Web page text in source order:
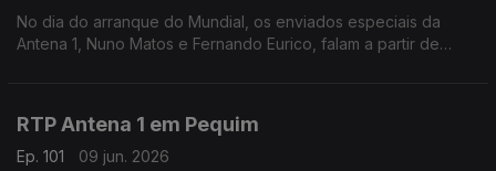
No dia do arranque do Mundial, os enviados especiais da
Antena 1, Nuno Matos e Fernando Eurico, falam a partir de
RTP Antena 1 em Pequim
Ep. 101
09 jun. 2026